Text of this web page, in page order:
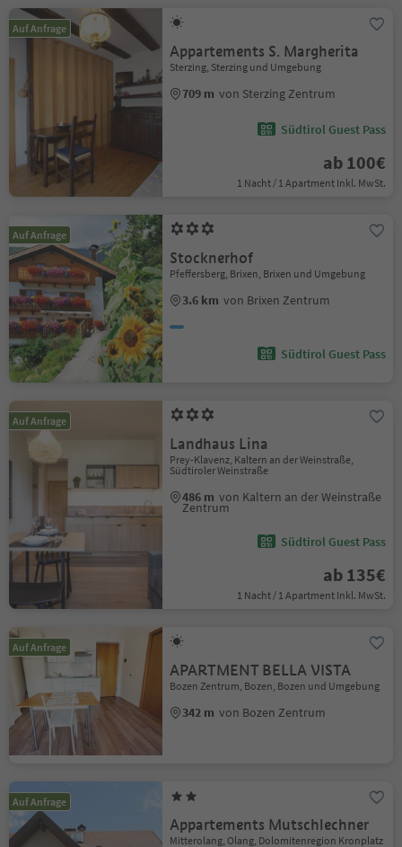
Auf Anfrage
Appartements S. Margherita
Sterzing, Sterzing und Umgebung
709 m von Sterzing Zentrum
Südtirol Guest Pass
ab 100€
1 Nacht / 1 Apartment Inkl. MwSt.
Auf Anfrage
Stocknerhof
Pfeffersberg, Brixen, Brixen und Umgebung
3.6 km von Brixen Zentrum
Südtirol Guest Pass
Auf Anfrage
Landhaus Lina
Prey-Klavenz, Kaltern an der Weinstraße,
Südtiroler Weinstraße
486 m von Kaltern an der Weinstraße
Zentrum
Südtirol Guest Pass
ab 135€
1 Nacht / 1 Apartment Inkl. MwSt.
Auf Anfrage
APARTMENT BELLA VISTA
Bozen Zentrum, Bozen, Bozen und Umgebung
342 m von Bozen Zentrum
Auf Anfrage
Appartements Mutschlechner
Mitterolang, Olang, Dolomitenregion Kronplatz